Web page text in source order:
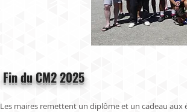
Fin du CM2 2025
Les maires remettent un diplôme et un cadeau aux